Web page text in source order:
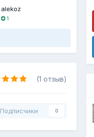
alekoz
1
(1 отзыв)
Подписчики 0